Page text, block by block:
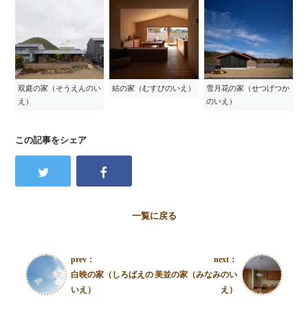
双庭の家（そうえんのい
え）
結の家（むすびのいえ）
雪月花の家（せつげつか
のいえ）
この記事をシェア
一覧に戻る
prev：
白映の家（しろばえの
いえ）
next：
美並の家（みなみのい
え）